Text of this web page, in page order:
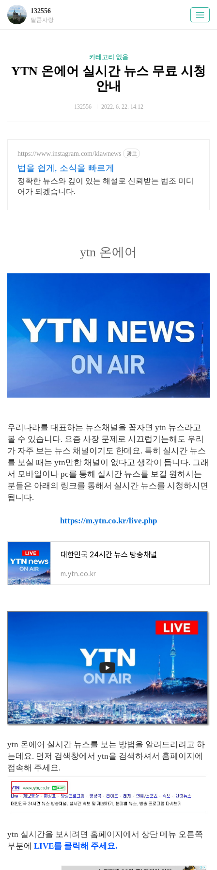
132556
달콤사랑
카테고리 없음
YTN 온에어 실시간 뉴스 무료 시청
안내
132556 2022. 6. 22. 14:12
https://www.instagram.com/klawnews 광고
법을 쉽게, 소식을 빠르게
정확한 뉴스와 깊이 있는 해설로 신뢰받는 법조 미디
어가 되겠습니다.
ytn 온에어
우리나라를 대표하는 뉴스채널을 꼽자면 ytn 뉴스라고
볼 수 있습니다. 요즘 사장 문제로 시끄럽기는해도 우리
가 자주 보는 뉴스 채널이기도 한데요. 특히 실시간 뉴스
를 보실 때는 ytn만한 채널이 없다고 생각이 듭니다. 그래
서 모바일이나 pc를 통해 실시간 뉴스를 보길 원하시는
분들은 아래의 링크를 통해서 실시간 뉴스를 시청하시면
됩니다.
https://m.ytn.co.kr/live.php
대한민국 24시간 뉴스 방송채널
m.ytn.co.kr
ytn 온에어 실시간 뉴스를 보는 방법을 알려드리려고 하
는데요. 먼저 검색창에서 ytn을 검색하셔서 홈페이지에
접속해 주세요.
ytn 실시간을 보시려면 홈페이지에서 상단 메뉴 오른쪽
부분에 LIVE를 클릭해 주세요.